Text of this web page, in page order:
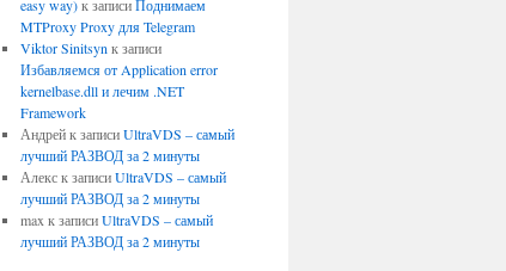
easy way)к записиПоднимаем
MTProxy Proxy для Telegram
Viktor Sinitsyn к записи
Избавляемся от Application error
kernelbase.dll и лечим .NET
Framework
Андрейк записиUltraVDS – самый
лучший РАЗВОД за 2 минуты
Алекск записиUltraVDS – самый
лучший РАЗВОД за 2 минуты
max к записиUltraVDS – самый
лучший РАЗВОД за 2 минуты